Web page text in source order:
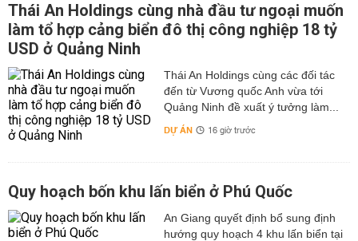
Thái An Holdings cùng nhà đầu tư ngoại muốn
làm tổ hợp cảng biển đô thị công nghiệp 18 tỷ
USD ở Quảng Ninh
Thái An Holdings cùng các đối tác
đến từ Vương quốc Anh vừa tới
Quảng Ninh đề xuất ý tưởng làm...
DỰ ÁN 16 giờ trước
Quy hoạch bốn khu lấn biển ở Phú Quốc
An Giang quyết định bổ sung định
hướng quy hoạch 4 khu lấn biển tại